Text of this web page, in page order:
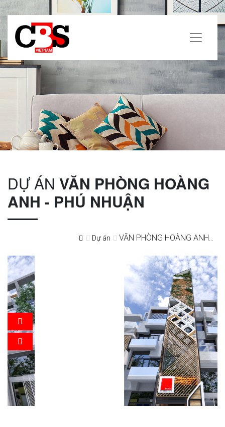
DỰ ÁN VĂN PHÒNG HOÀNG
ANH - PHÚ NHUẬN
Dự án VĂN PHÒNG HOÀNG ANH...